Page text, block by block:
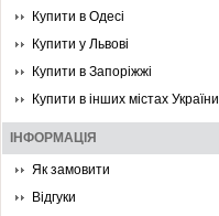
Купити в Одесі
Купити у Львові
Купити в Запоріжжі
Купити в інших містах України
ІНФОРМАЦІЯ
Як замовити
Відгуки